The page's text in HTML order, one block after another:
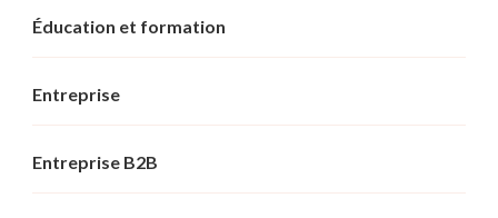
Éducation et formation
Entreprise
Entreprise B2B